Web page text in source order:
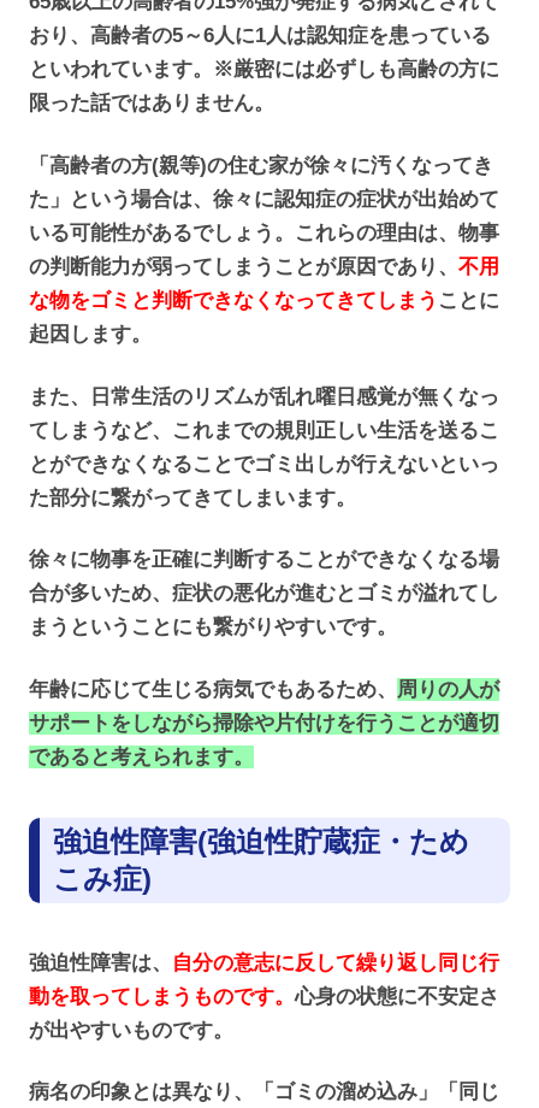
おり、高齢者の5～6人に1人は認知症を患っている
といわれています。※厳密には必ずしも高齢の方に
限った話ではありません。
「高齢者の方(親等)の住む家が徐々に汚くなってき
た」という場合は、徐々に認知症の症状が出始めて
いる可能性があるでしょう。これらの理由は、物事
の判断能力が弱ってしまうことが原因であり、 不用
な物をゴミと判断できなくなってきてしまう ことに
起因します。
また、日常生活のリズムが乱れ曜日感覚が無くなっ
てしまうなど、これまでの規則正しい生活を送るこ
とができなくなることでゴミ出しが行えないといっ
た部分に繋がってきてしまいます。
徐々に物事を正確に判断することができなくなる場
合が多いため、症状の悪化が進むとゴミが溢れてし
まうということにも繋がりやすいです。
年齢に応じて生じる病気でもあるため、 周りの人が
サポートをしながら掃除や片付けを行うことが適切
であると考えられます。
強迫性障害(強迫性貯蔵症・ため
こみ症)
強迫性障害は、
自分の意志に反して繰り返し同じ行
動を取ってしまうものです。心身の状態に不安定さ
が出やすいものです。
病名の印象とは異なり、「ゴミの溜め込み」「同じ